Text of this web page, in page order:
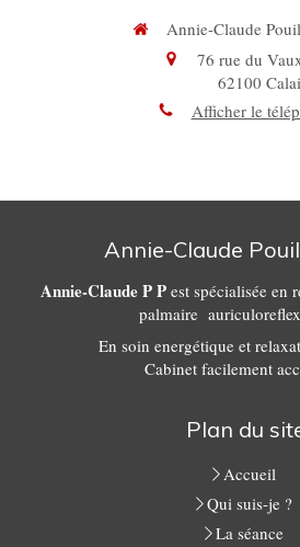
Annie-Claude
76 rue du
62100
Afficher le
Annie-Claude
Annie-Claude P Pest spécialisée en
palmaire
En soin energétique et
Cabinet facilement
Plan du
Accueil
Qui suis-je ?
La séance